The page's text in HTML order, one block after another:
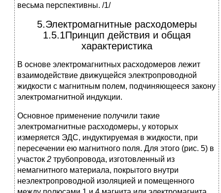
весьма перспективны. /1/
5.Электромагнитные расходомеры
1.5.1Принцип действия и общая
характеристика
В основе электромагнитных расходомеров лежит
взаимодействие движущейся электропроводной
жидкости с магнитным полем, подчиняющееся закону
электромагнитной индукции.
Основное применение получили такие
электромагнитные расходомеры, у которых
измеряется ЭДС, индуктируемая в жидкости, при
пересечении ею магнитного поля. Для этого (рис. 5) в
участок 2 трубопровода, изготовленный из
немагнитного материала, покрытого внутри
неэлектропроводной изоляцией и помещенного